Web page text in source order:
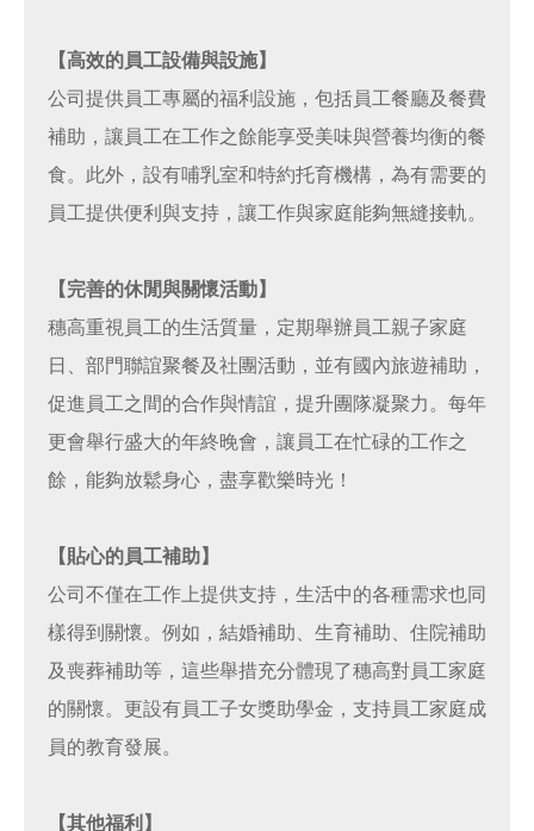
【高效的員工設備與設施】
公司提供員工專屬的福利設施，包括員工餐廳及餐費
補助，讓員工在工作之餘能享受美味與營養均衡的餐
食。此外，設有哺乳室和特約托育機構，為有需要的
員工提供便利與支持，讓工作與家庭能夠無縫接軌。
【完善的休閒與關懷活動】
穗高重視員工的生活質量，定期舉辦員工親子家庭
日、部門聯誼聚餐及社團活動，並有國內旅遊補助，
促進員工之間的合作與情誼，提升團隊凝聚力。每年
更會舉行盛大的年終晚會，讓員工在忙碌的工作之
餘，能夠放鬆身心，盡享歡樂時光！
【貼心的員工補助】
公司不僅在工作上提供支持，生活中的各種需求也同
樣得到關懷。例如，結婚補助、生育補助、住院補助
及喪葬補助等，這些舉措充分體現了穗高對員工家庭
的關懷。更設有員工子女獎助學金，支持員工家庭成
員的教育發展。
【其他福利】